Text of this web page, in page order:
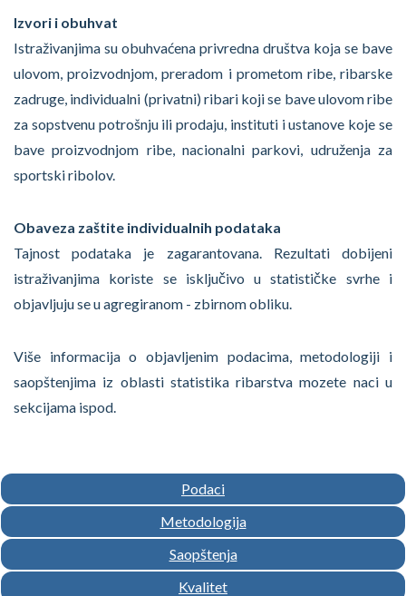
Izvori i obuhvat
Istraživanjima su obuhvaćena privredna društva koja se bave
ulovom, proizvodnjom, preradom i prometom ribe, ribarske
zadruge, individualni (privatni) ribari koji se bave ulovom ribe
za sopstvenu potrošnju ili prodaju, instituti i ustanove koje se
bave proizvodnjom ribe, nacionalni parkovi, udruženja za
sportski ribolov.
Obaveza zaštite individualnih podataka
Tajnost podataka je zagarantovana. Rezultati dobijeni
istraživanjima koriste se isključivo u statističke svrhe i
objavljuju se u agregiranom - zbirnom obliku.
Više informacija o objavljenim podacima, metodologiji i
saopštenjima iz oblasti statistika ribarstva mozete naci u
sekcijama ispod.
Podaci
Metodologija
Saopštenja
Kvalitet